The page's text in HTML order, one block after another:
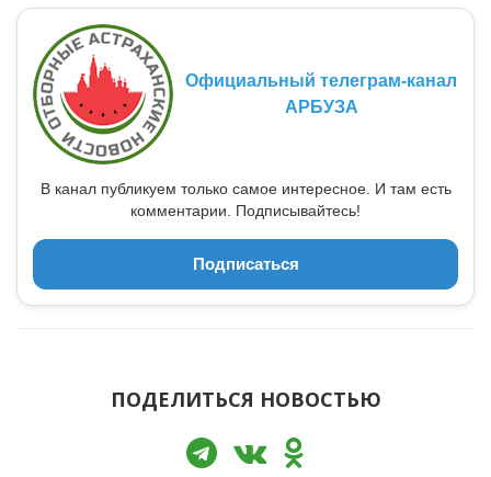
Официальный телеграм-канал
АРБУЗА
В канал публикуем только самое интересное. И там есть
комментарии. Подписывайтесь!
Подписаться
ПОДЕЛИТЬСЯ НОВОСТЬЮ